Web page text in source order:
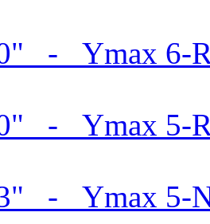
- Ymax 6-
- Ymax 5-
- Ymax 5-